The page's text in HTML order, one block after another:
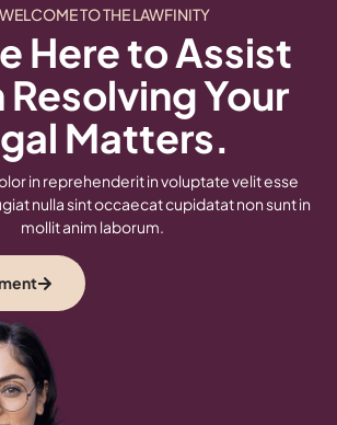
WELCOME TO THE LAWFINITY
Here to Assist
Resolving Your
Matters.
in reprehenderit in voluptate velit esse
nulla sint occaecat cupidatat non sunt in
mollit anim laborum.